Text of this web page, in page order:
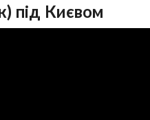
під Києвом